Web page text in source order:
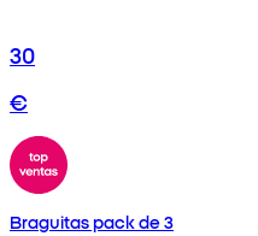
30
€
Braguitas pack de 3